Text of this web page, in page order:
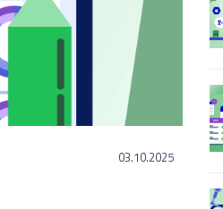
03.10.2025